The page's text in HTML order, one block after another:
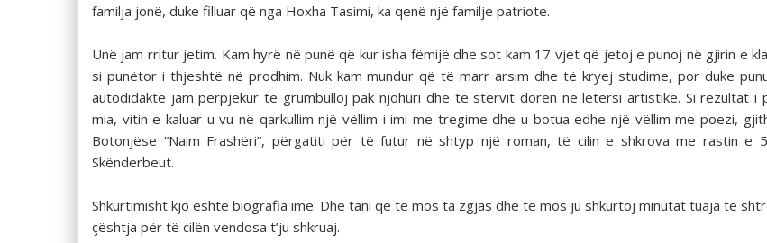
familja jonë, duke filluar që nga Hoxha Tasimi, ka qenë një familje patriote.
Unë jam rritur jetim. Kam hyrë në punë që kur isha fëmijë dhe sot kam 17 vjet që jetoj e punoj në gjirin e
si punëtor i thjeshtë në prodhim. Nuk kam mundur që të marr arsim dhe të kryej studime, por duke
autodidakte jam përpjekur të grumbulloj pak njohuri dhe të stërvit dorën në letërsi artistike. Si rezultat i
mia, vitin e kaluar u vu në qarkullim një vëllim i imi me tregime dhe u botua edhe një vëllim me poezi,
Botonjëse “Naim Frashëri”, përgatiti për të futur në shtyp një roman, të cilin e shkrova me rastin e
Skënderbeut.
Shkurtimisht kjo është biografia ime. Dhe tani që të mos ta zgjas dhe të mos ju shkurtoj minutat tuaja të
çështja për të cilën vendosa t’ju shkruaj.